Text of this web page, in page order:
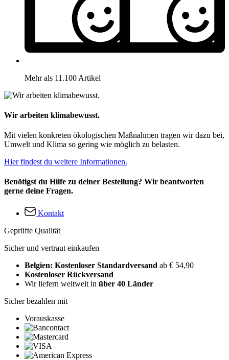
Mehr als 11.100 Artikel
Wir arbeiten klimabewusst.
Mit vielen konkreten ökologischen Maßnahmen tragen wir dazu bei,
Umwelt und Klima so gering wie möglich zu belasten.
Hier findest du weitere Informationen.
Benötigst du Hilfe zu deiner Bestellung? Wir beantworten
gerne deine Fragen.
Kontakt
Geprüfte Qualität
Sicher und vertraut einkaufen
Belgien: Kostenloser Standardversand ab € 54,90
Kostenloser Rückversand
Wir liefern weltweit in über 40 Länder
Sicher bezahlen mit
Vorauskasse